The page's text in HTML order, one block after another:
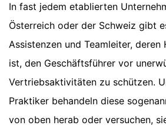
In fast jedem etablierten
Österreich oder der Schweiz gibt
Assistenzen und Teamleiter, deren
ist, den Geschäftsführer vor
Vertriebsaktivitäten zu schützen.
Praktiker behandeln diese
von oben herab oder versuchen,